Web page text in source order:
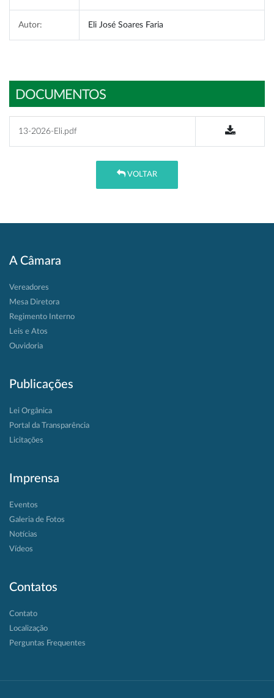
Autor: Eli José Soares Faria
DOCUMENTOS
13-2026-Eli.pdf
VOLTAR
A Câmara
Vereadores
Mesa Diretora
Regimento Interno
Leis e Atos
Ouvidoria
Publicações
Lei Orgânica
Portal da Transparência
Licitações
Imprensa
Eventos
Galeria de Fotos
Notícias
Vídeos
Contatos
Contato
Localização
Perguntas Frequentes